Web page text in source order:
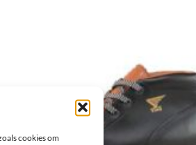
cookies om